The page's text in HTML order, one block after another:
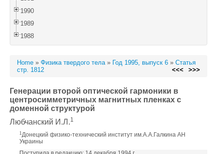
1990
1989
1988
Home » Физика твердого тела» Год 1995, выпуск 6 » Статья
стр. 1812
<<< >>>
Генерации второй оптической гармоники в
центросимметричных магнитных пленках с
доменной структурой
Любчанский И.Л.1
1 Донецкий физико-технический институт им.А.А.Галкина АН
Украины